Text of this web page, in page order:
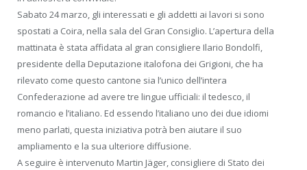
Sabato 24 marzo, gli interessati e gli addetti ai lavori si sono
spostati a Coira, nella sala del Gran Consiglio. L’apertura della
mattinata è stata affidata al gran consigliere Ilario Bondolfi,
presidente della Deputazione italofona dei Grigioni, che ha
rilevato come questo cantone sia l’unico dell’intera
Confederazione ad avere tre lingue ufficiali: il tedesco, il
romancio e l’italiano. Ed essendo l’italiano uno dei due idiomi
meno parlati, questa iniziativa potrà ben aiutare il suo
ampliamento e la sua ulteriore diffusione.
A seguire è intervenuto Martin Jäger, consigliere di Stato dei